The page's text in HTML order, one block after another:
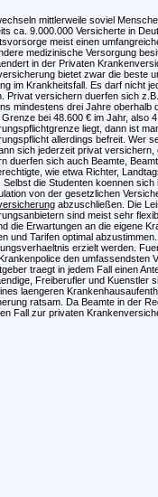
mittlerweile soviel
ca. 9.000.000 Versicherte in
meist einen
medizinische Versorgung
in der Privaten
bietet zwar die beste
im Krankheitsfall. Es darf nicht
Privat versichern duerfen sich
mindestens drei Jahre oberhalb
bei 48.600 € im Jahr, also
liegt, dann ist
allerdings befreit. Wer
sich jederzeit privat
duerfen sich auch Beamte,
wie etwa Richter,
Selbst die Studenten koennen
von der gesetzlichen
abzuschließen. Die
sind meist sehr
die Erwartungen an die eigene
und Tarifen optimal
erzielt werden.
den umfassendsten
traegt in jedem Fall einen
Freiberufler und Kuenstler
laengeren
ratsam. Da Beamte in der
Fall zur privaten